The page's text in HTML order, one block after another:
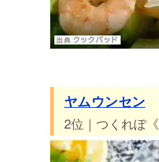
ヤムウンセン
2位｜つくれぽ《